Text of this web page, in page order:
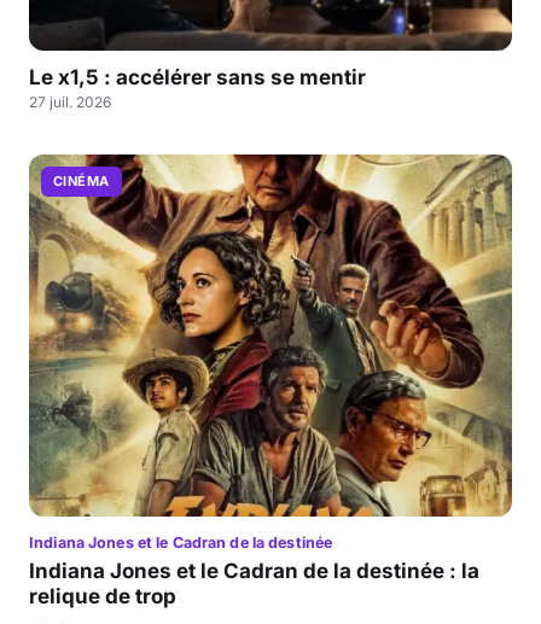
Le x1,5 : accélérer sans se mentir
27 juil. 2026
CINÉMA
Indiana Jones et le Cadran de la destinée
Indiana Jones et le Cadran de la destinée : la
relique de trop